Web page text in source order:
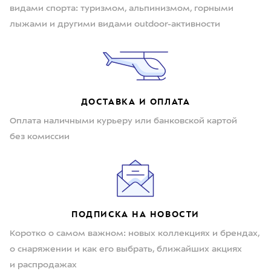
видами спорта: туризмом, альпинизмом, горными
лыжами и другими видами outdoor-активности
ДОСТАВКА И ОПЛАТА
Оплата наличными курьеру или банковской картой
без комиссии
ПОДПИСКА НА НОВОСТИ
Коротко о самом важном: новых коллекциях и брендах,
о снаряжении и как его выбрать, ближайших акциях
и распродажах